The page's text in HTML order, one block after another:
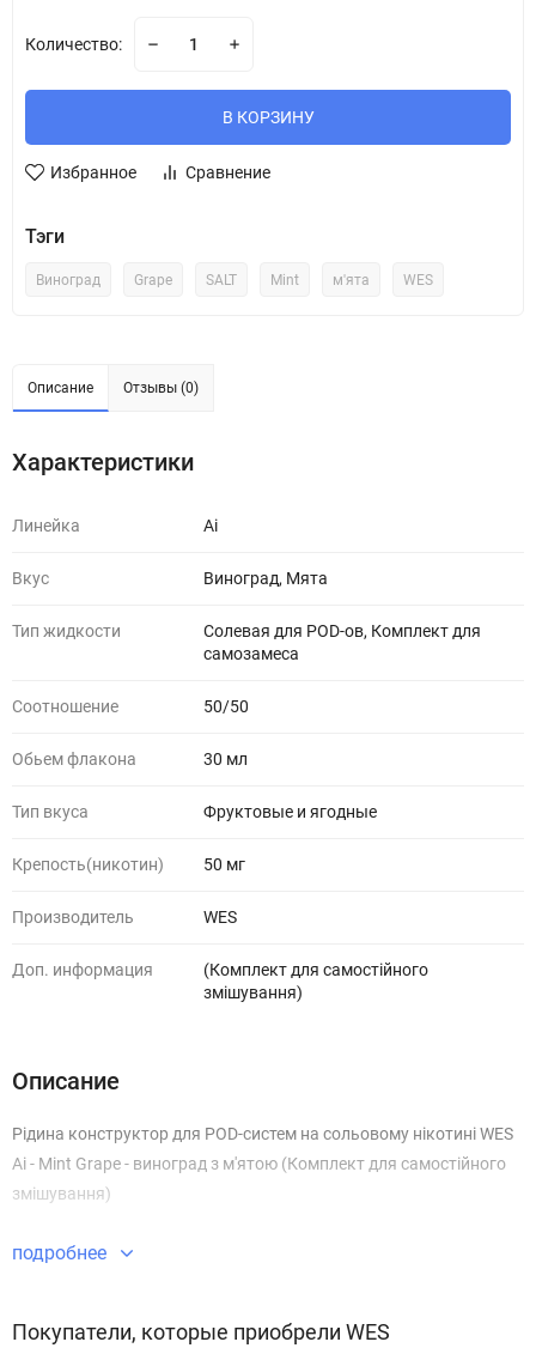
Количество:
В КОРЗИНУ
Избранное Сравнение
Тэги
Виноград Grape SALT Mint м'ята WES
Описание Отзывы (0)
Характеристики
Линейка Ai
Вкус Виноград, Мята
Тип жидкости
Солевая для POD-ов, Комплект для
самозамеса
Соотношение 50/50
Обьем флакона 30 мл
Тип вкуса Фруктовые и ягодные
Крепость(никотин) 50 мг
Производитель WES
Доп. информация
(Комплект для самостійного
змішування)
Описание
Рідина конструктор для POD-систем на сольовому нікотині WES
Ai - Mint Grape - виноград з м'ятою (Комплект для самостійного
змішування)
подробнее
Покупатели, которые приобрели WES